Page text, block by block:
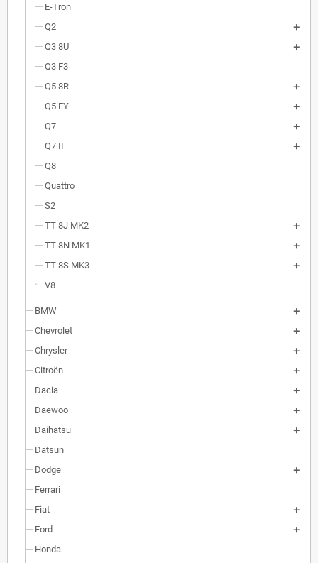
E-Tron
Q2
Q3 8U
Q3 F3
Q5 8R
Q5 FY
Q7
Q7 II
Q8
Quattro
S2
TT 8J MK2
TT 8N MK1
TT 8S MK3
V8
BMW
Chevrolet
Chrysler
Citroën
Dacia
Daewoo
Daihatsu
Datsun
Dodge
Ferrari
Fiat
Ford
Honda